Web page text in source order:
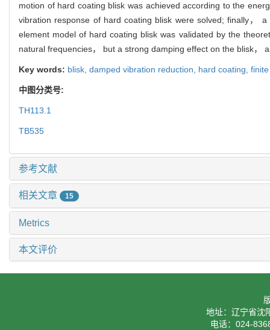
motion of hard coating blisk was achieved according to the
vibration response of hard coating blisk were solved; finally，
element model of hard coating blisk was validated by the
natural frequencies， but a strong damping effect on the blisk，
Key words: blisk, damped vibration reduction, hard coating,
中图分类号:
TH113.1
TB535
参考文献
相关文章 15
Metrics
本文评价
地址：辽宁省沈
电话：024-